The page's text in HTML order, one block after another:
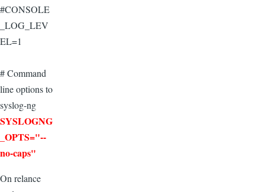
#CONSOLE
_LOG_LEV
EL=1
# Command
line options to
syslog-ng
SYSLOGNG
_OPTS="--
no-caps"
On relance